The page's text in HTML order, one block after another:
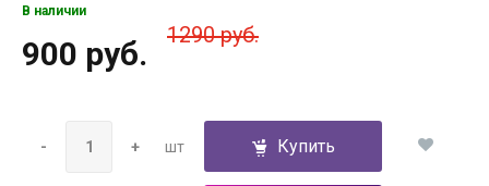
В наличии
900 руб. 1290 руб.
- + шт Купить